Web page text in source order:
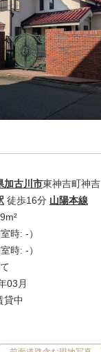
加古川市東神吉町神吉
徒歩16分 山陽本線
時: -）
時: -）
03月
貸中